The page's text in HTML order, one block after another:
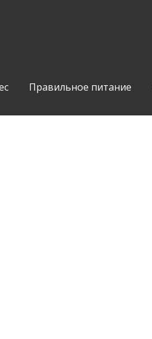
Правильное питание